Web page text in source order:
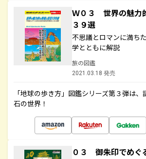
Ｗ０３ 世界の魅力
３９選
不思議とロマンに満ち
学とともに解説
旅の図鑑
2021.03.18 発売
「地球の歩き方」図鑑シリーズ第３弾は
石の世界！
０３ 御朱印でめぐ